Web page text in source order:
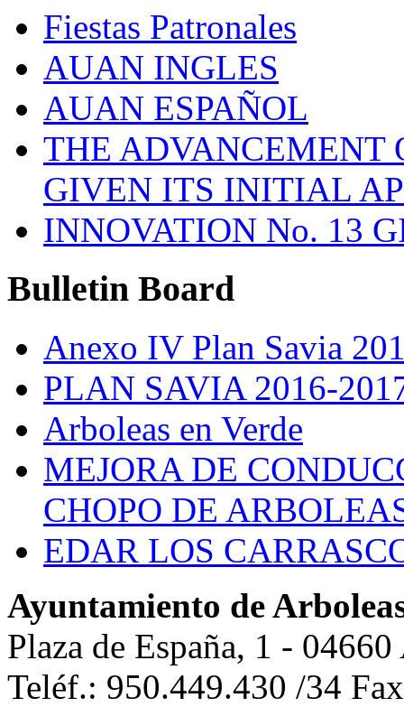
Fiestas Patronales
AUAN INGLES
AUAN ESPAÑOL
THE ADVANCEMENT
GIVEN ITS INITIAL
INNOVATION No. 13
Bulletin Board
Anexo IV Plan Savia
PLAN SAVIA 2016-
Arboleas en Verde
MEJORA DE
CHOPO DE
EDAR LOS
Ayuntamiento de
Plaza de España, 1 -
Teléf.: 950.449.430 /34